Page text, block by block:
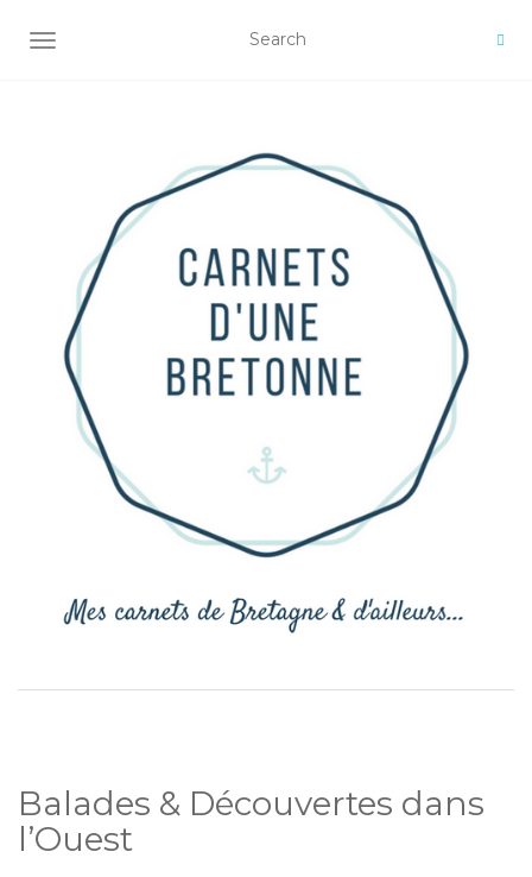
AFFICHER/MASQUER LA NAVIGATION
Balades & Découvertes dans
l’Ouest